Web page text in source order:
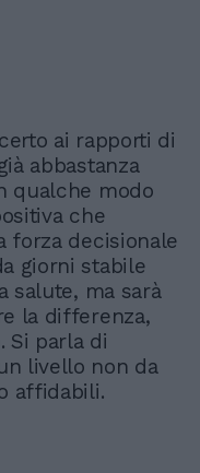
ai rapporti di
abbastanza
qualche modo
che
forza decisionale
giorni stabile
salute, ma sarà
la differenza,
Si parla di
livello non da
affidabili.